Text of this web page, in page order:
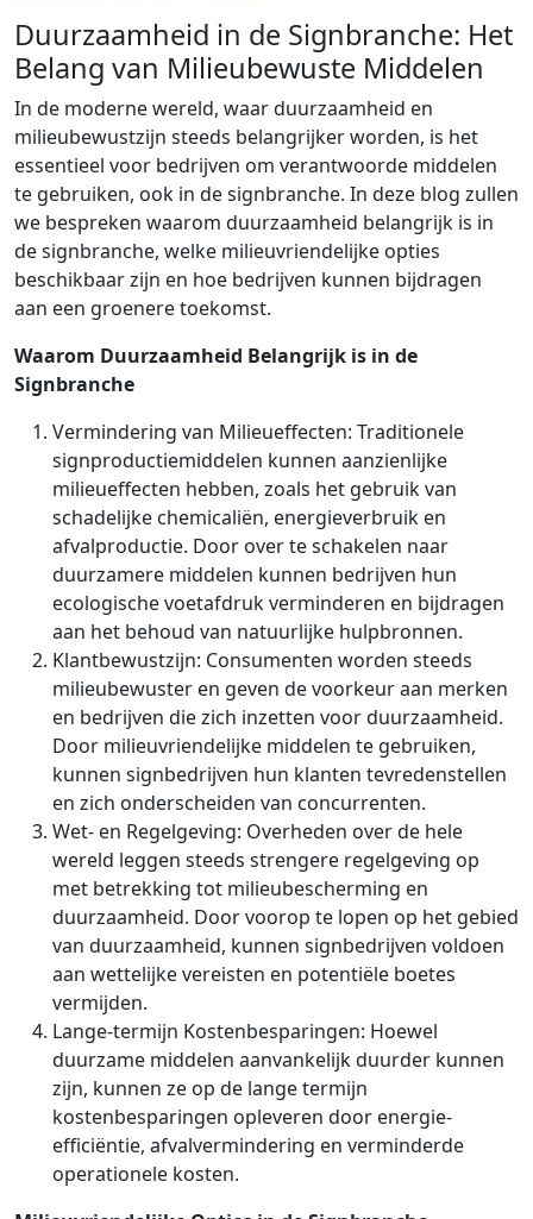
Duurzaamheid in de Signbranche: Het
Belang van Milieubewuste Middelen
In de moderne wereld, waar duurzaamheid en
milieubewustzijn steeds belangrijker worden, is het
essentieel voor bedrijven om verantwoorde middelen
te gebruiken, ook in de signbranche. In deze blog zullen
we bespreken waarom duurzaamheid belangrijk is in
de signbranche, welke milieuvriendelijke opties
beschikbaar zijn en hoe bedrijven kunnen bijdragen
aan een groenere toekomst.
Waarom Duurzaamheid Belangrijk is in de
Signbranche
Vermindering van Milieueffecten: Traditionele
signproductiemiddelen kunnen aanzienlijke
milieueffecten hebben, zoals het gebruik van
schadelijke chemicaliën, energieverbruik en
afvalproductie. Door over te schakelen naar
duurzamere middelen kunnen bedrijven hun
ecologische voetafdruk verminderen en bijdragen
aan het behoud van natuurlijke hulpbronnen.
Klantbewustzijn: Consumenten worden steeds
milieubewuster en geven de voorkeur aan merken
en bedrijven die zich inzetten voor duurzaamheid.
Door milieuvriendelijke middelen te gebruiken,
kunnen signbedrijven hun klanten tevredenstellen
en zich onderscheiden van concurrenten.
Wet- en Regelgeving: Overheden over de hele
wereld leggen steeds strengere regelgeving op
met betrekking tot milieubescherming en
duurzaamheid. Door voorop te lopen op het gebied
van duurzaamheid, kunnen signbedrijven voldoen
aan wettelijke vereisten en potentiële boetes
vermijden.
Lange-termijn Kostenbesparingen: Hoewel
duurzame middelen aanvankelijk duurder kunnen
zijn, kunnen ze op de lange termijn
kostenbesparingen opleveren door energie-
efficiëntie, afvalvermindering en verminderde
operationele kosten.